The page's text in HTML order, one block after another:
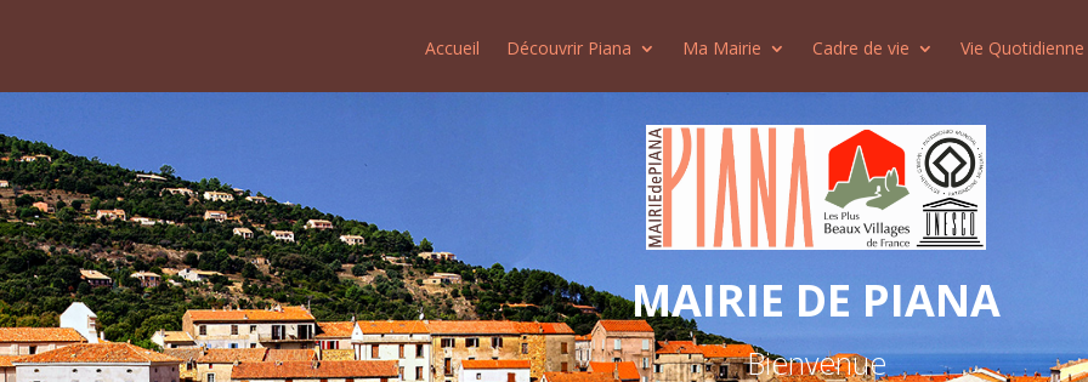
Accueil Découvrir Piana Ma Mairie Cadre de vie Vie Quotidienne
MAIRIE DE PIANA
Bienvenue